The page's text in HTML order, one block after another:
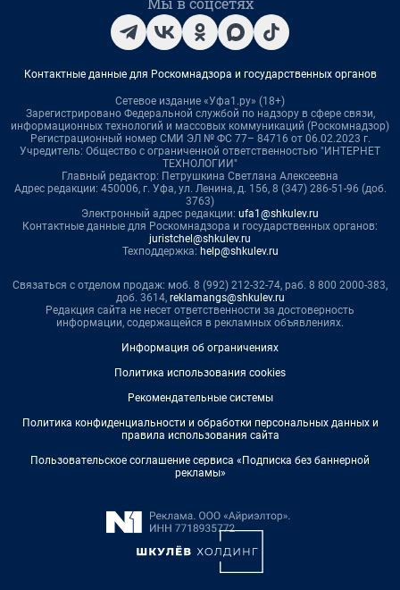
Контактные данные для Роскомнадзора и государственных органов
Сетевое издание «Уфа1.ру» (18+)
Зарегистрировано Федеральной службой по надзору в сфере связи,
информационных технологий и массовых коммуникаций (Роскомнадзор)
Регистрационный номер СМИ ЭЛ № ФС 77– 84716 от 06.02.2023 г.
Учредитель: Общество с ограниченной ответственностью "ИНТЕРНЕТ
ТЕХНОЛОГИИ"
Главный редактор: Петрушкина Светлана Алексеевна
Адрес редакции: 450006, г. Уфа, ул. Ленина, д. 156, 8 (347) 286-51-96 (доб.
3763)
Электронный адрес редакции: ufa1@shkulev.ru
Контактные данные для Роскомнадзора и государственных органов:
juristchel@shkulev.ru
Техподдержка: help@shkulev.ru
Связаться с отделом продаж: моб. 8 (992) 212-32-74, раб. 8 800 2000-383,
доб. 3614, reklamangs@shkulev.ru
Редакция сайта не несет ответственности за достоверность
информации, содержащейся в рекламных объявлениях.
Информация об ограничениях
Политика использования cookies
Рекомендательные системы
Политика конфиденциальности и обработки персональных данных и
правила использования сайта
Пользовательское соглашение сервиса «Подписка без баннерной
рекламы»